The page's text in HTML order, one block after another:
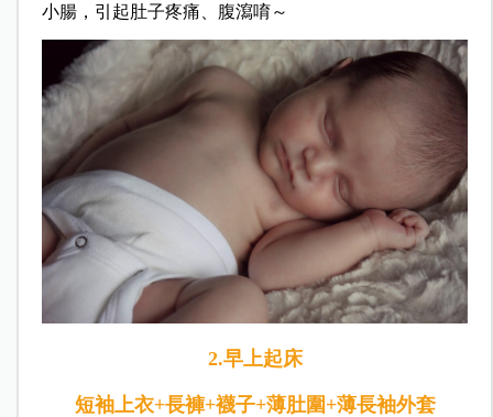
小腸，引起肚子疼痛、腹瀉唷～
2.早上起床
短袖上衣+長褲+襪子+薄肚圍+薄長袖外套